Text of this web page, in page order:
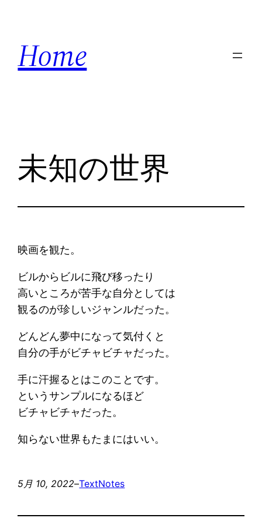
Home
未知の世界
映画を観た。
ビルからビルに飛び移ったり
高いところが苦手な自分としては
観るのが珍しいジャンルだった。
どんどん夢中になって気付くと
自分の手がビチャビチャだった。
手に汗握るとはこのことです。
というサンプルになるほど
ビチャビチャだった。
知らない世界もたまにはいい。
5月 10, 2022–TextNotes